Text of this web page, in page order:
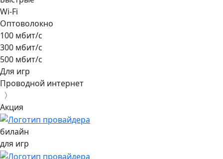
Wi-Fi
Оптоволокно
100 мбит/с
300 мбит/с
500 мбит/с
Для игр
Проводной интернет
〉
Акция
билайн
для игр